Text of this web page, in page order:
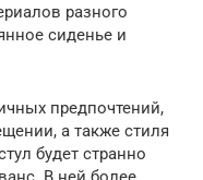
разного
сиденье и
предпочтений,
а также стиля
будет странно